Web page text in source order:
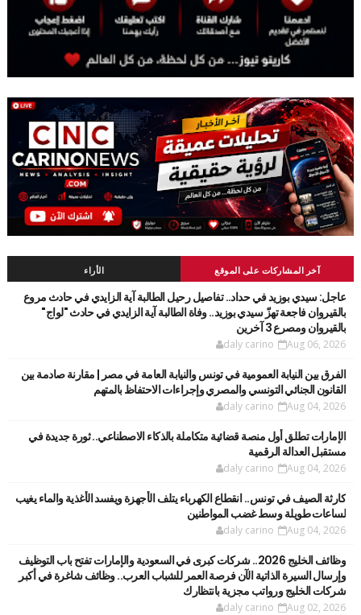
آخر المشاركات على الموقع الأراء
عاجل: سيدي بوزيد في حداد.. تفاصيل رحيل الطالبة آية الزايدي في حادث مروع
بالقيروان فاجعة تهزّ سيدي بوزيد.. وفاة الطالبة آية الزايدي في حادث "لواج"
بالقيروان ومصرع 3 آخرين
daly carino Aug 06, 2026
الفرق بين النيابة العمومية في تونس والنيابة العامة في مصر | مقارنة صادمة بين
القانون الجنائي التونسي والمصري وإجراءات الاحتفاظ بالمتهم
daly carino Aug 04, 2026
الإمارات تطلق أول منصة قضائية متكاملة بالذكاء الاصطناعي.. ثورة جديدة في
مستقبل العدالة الرقمية
daly carino Aug 04, 2026
كارثة الصيف في تونس.. انقطاع الكهرباء يتلف الأجهزة ويفسد الأغذية والماء يغيب
لساعات طويلة وسط غضب المواطنين
daly carino Aug 04, 2026
وظائف الخليج 2026.. شركات كبرى في السعودية والإمارات تفتح باب التوظيف
وإرسال السيرة الذاتية الآن فرصة العمر للشباب العرب.. وظائف شاغرة في أكبر
شركات الخليج ورواتب مجزية بانتظارك
daly carino Aug 02, 2026